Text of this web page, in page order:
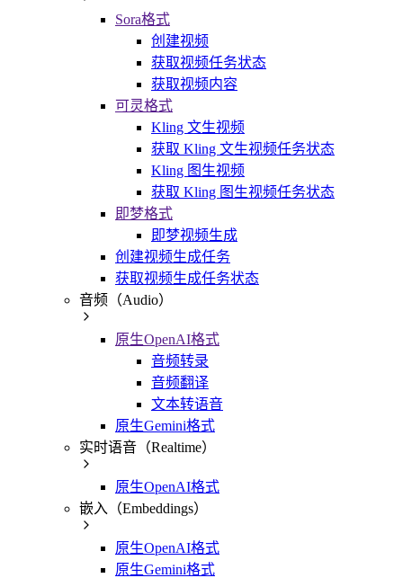
Sora格式
创建视频
获取视频任务状态
获取视频内容
可灵格式
Kling 文生视频
获取 Kling 文生视频任务状态
Kling 图生视频
获取 Kling 图生视频任务状态
即梦格式
即梦视频生成
创建视频生成任务
获取视频生成任务状态
音频（Audio）
原生OpenAI格式
音频转录
音频翻译
文本转语音
原生Gemini格式
实时语音（Realtime）
原生OpenAI格式
嵌入（Embeddings）
原生OpenAI格式
原生Gemini格式